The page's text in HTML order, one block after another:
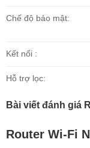
Chế độ bảo mật:
Kết nối :
Hỗ trợ lọc:
Bài viết đánh giá
Router Wi-Fi